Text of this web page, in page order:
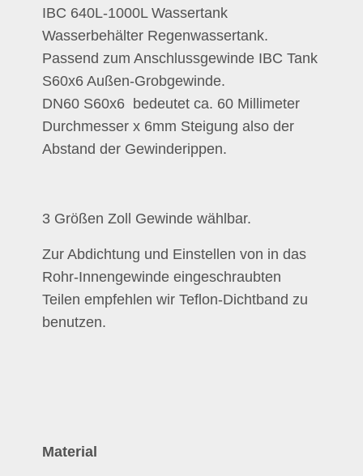
IBC 640L-1000L Wassertank
Wasserbehälter Regenwassertank.
Passend zum Anschlussgewinde IBC Tank
S60x6 Außen-Grobgewinde.
DN60 S60x6 bedeutet ca. 60 Millimeter
Durchmesser x 6mm Steigung also der
Abstand der Gewinderippen.
3 Größen Zoll Gewinde wählbar.
Zur Abdichtung und Einstellen von in das
Rohr-Innengewinde eingeschraubten
Teilen empfehlen wir Teflon-Dichtband zu
benutzen.
Material